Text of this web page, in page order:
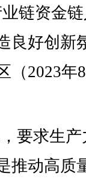
链资金
良好创新
（2023年
要求生
推动高质